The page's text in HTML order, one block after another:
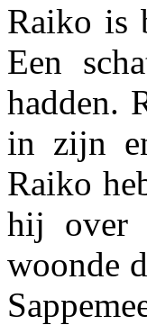
Raiko is
Een
hadden.
in zijn
Raiko
hij over
woonde